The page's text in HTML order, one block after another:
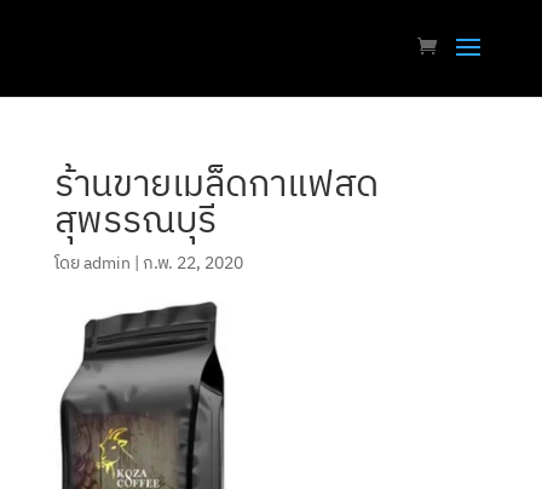
ร้านขายเมล็ดกาแฟสด
สุพรรณบุรี
โดยadmin | ก.พ. 22, 2020